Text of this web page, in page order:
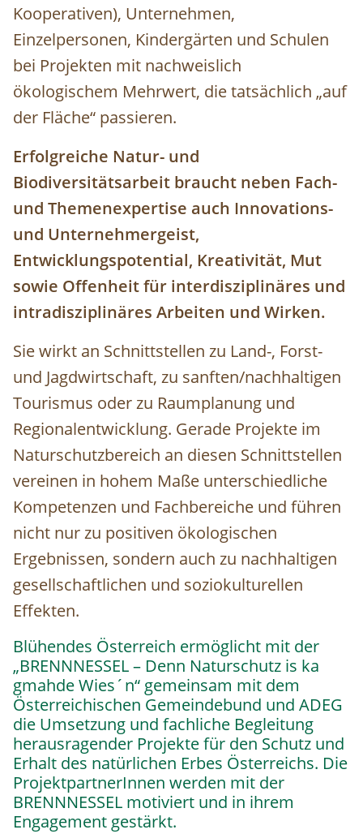
Kooperativen), Unternehmen,
Einzelpersonen, Kindergärten und Schulen
bei Projekten mit nachweislich
ökologischem Mehrwert, die tatsächlich „auf
der Fläche“ passieren.
Erfolgreiche Natur- und
Biodiversitätsarbeit braucht neben Fach-
und Themenexpertise auch Innovations-
und Unternehmergeist,
Entwicklungspotential, Kreativität, Mut
sowie Offenheit für interdisziplinäres und
intradisziplinäres Arbeiten und Wirken.
Sie wirkt an Schnittstellen zu Land-, Forst-
und Jagdwirtschaft, zu sanften/nachhaltigen
Tourismus oder zu Raumplanung und
Regionalentwicklung. Gerade Projekte im
Naturschutzbereich an diesen Schnittstellen
vereinen in hohem Maße unterschiedliche
Kompetenzen und Fachbereiche und führen
nicht nur zu positiven ökologischen
Ergebnissen, sondern auch zu nachhaltigen
gesellschaftlichen und soziokulturellen
Effekten.
Blühendes Österreich ermöglicht mit der
„BRENNNESSEL – Denn Naturschutz is ka
gmahde Wies´n“ gemeinsam mit dem
Österreichischen Gemeindebund und ADEG
die Umsetzung und fachliche Begleitung
herausragender Projekte für den Schutz und
Erhalt des natürlichen Erbes Österreichs. Die
ProjektpartnerInnen werden mit der
BRENNNESSEL motiviert und in ihrem
Engagement gestärkt.